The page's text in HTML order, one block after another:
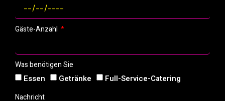
Gäste-Anzahl
Was benötigen Sie
Essen Getränke Full-Service-Catering
Nachricht